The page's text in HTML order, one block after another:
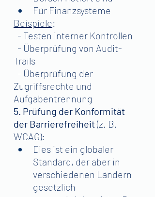
Für Finanzsysteme
Beispiele:
- Testen interner Kontrollen
- Überprüfung von Audit-
Trails
- Überprüfung der
Zugriffsrechte und
Aufgabentrennung
5. Prüfung der Konformität
der Barrierefreiheit (z. B.
WCAG):
Dies ist ein globaler
Standard, der aber in
verschiedenen Ländern
gesetzlich